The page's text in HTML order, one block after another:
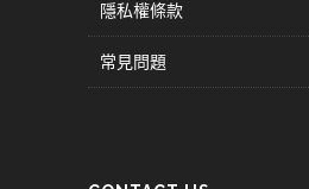
隱私權條款
常見問題